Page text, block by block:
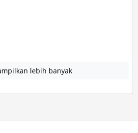
lebih banyak